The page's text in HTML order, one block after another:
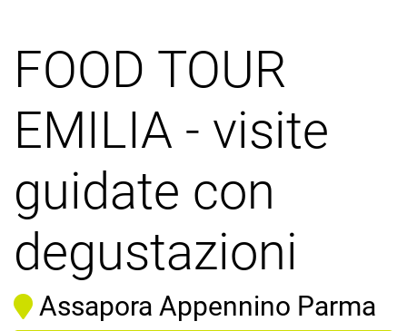
FOOD TOUR
EMILIA - visite
guidate con
degustazioni
Assapora Appennino Parma